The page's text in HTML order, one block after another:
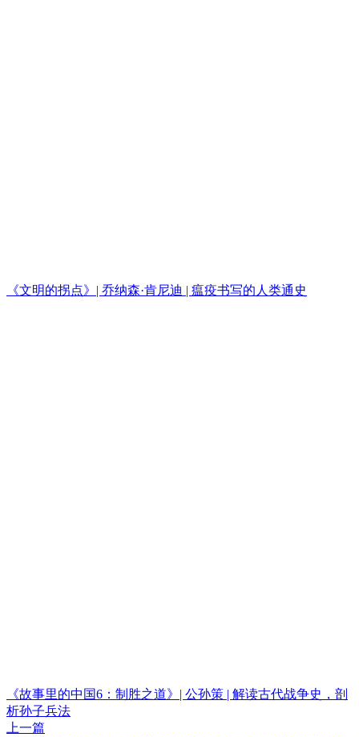
《文明的拐点》| 乔纳森·肯尼迪 | 瘟疫书写的人类通史
《故事里的中国6：制胜之道》| 公孙策 | 解读古代战争史，剖
析孙子兵法
上一篇